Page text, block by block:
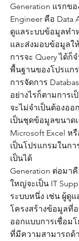
Generation แรกขอ
Engineer คือ Data
ดูแลระบบข้อมูลทำ
และส่งมอบข้อมูลใ
การจะ Query ได้ก็
พื้นฐานของโปรแก
การจัดการ
อย่างไรก็ตามการเ
จะไม่จำเป็นต้องอ
เป็นชุดข้อมูลขนาด
Microsoft Excel ห
เป็นโปรแกรมในกา
เป็นได้
Generation ต่อมา
ใหญ่จะเป็น IT
ระบบหนึ่ง เช่น ผู้ดูแ
โครงสร้างข้อมูลที่อ
ออกแบบการเชื่อม
ที่มีความสามารถด้